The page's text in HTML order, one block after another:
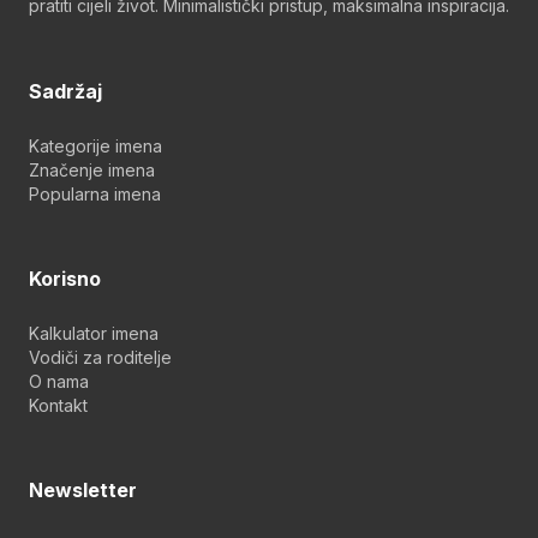
pratiti cijeli život. Minimalistički pristup, maksimalna inspiracija.
Sadržaj
Kategorije imena
Značenje imena
Popularna imena
Korisno
Kalkulator imena
Vodiči za roditelje
O nama
Kontakt
Newsletter